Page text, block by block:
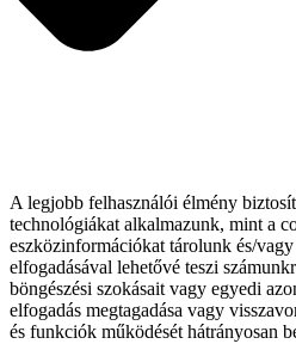
A legjobb felhasználói élmény
technológiákat alkalmazunk, mint a
eszközinformációkat tárolunk és/
elfogadásával lehetővé teszi
böngészési szokásait vagy egyedi
elfogadás megtagadása vagy
és funkciók működését hátrányosan